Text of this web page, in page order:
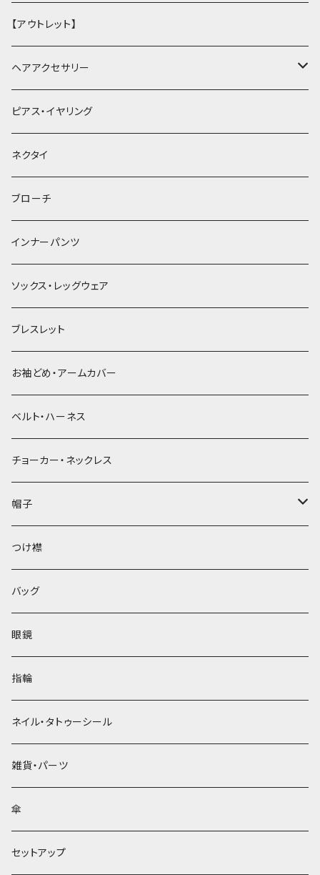
【アウトレット】
ヘアアクセサリー
ヘアクリップ
ヘッドドレス・カチューシャ
ヘアゴム
簪
ピアス・イヤリング
ネクタイ
ブローチ
インナーパンツ
ソックス・レッグウェア
ブレスレット
お袖どめ・アームカバー
ベルト・ハーネス
チョーカー・ネックレス
帽子
ベレー帽
つけ襟
バッグ
眼鏡
指輪
ネイル・タトゥーシール
雑貨・パーツ
傘
セットアップ